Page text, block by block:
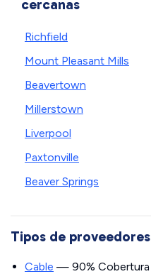
cercanas
Richfield
Mount Pleasant Mills
Beavertown
Millerstown
Liverpool
Paxtonville
Beaver Springs
Tipos de
Cable — 90% Cobertura